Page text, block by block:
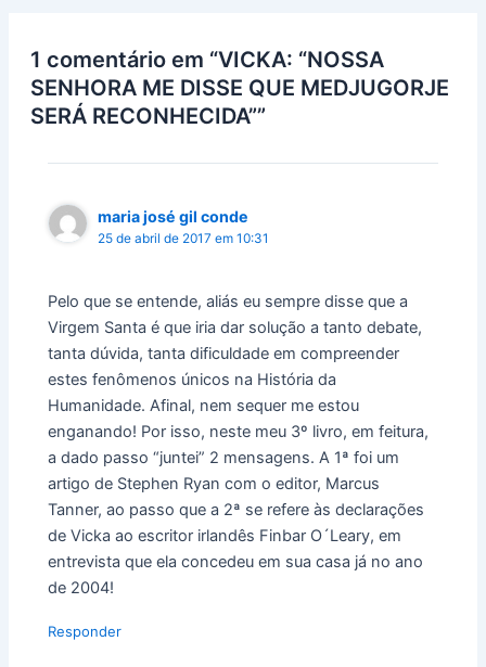
1 comentário em “VICKA: “NOSSA
SENHORA ME DISSE QUE MEDJUGORJE
SERÁ RECONHECIDA””
maria josé gil conde
25 de abril de 2017 em 10:31
Pelo que se entende, aliás eu sempre disse que a
Virgem Santa é que iria dar solução a tanto debate,
tanta dúvida, tanta dificuldade em compreender
estes fenômenos únicos na História da
Humanidade. Afinal, nem sequer me estou
enganando! Por isso, neste meu 3º livro, em feitura,
a dado passo “juntei” 2 mensagens. A 1ª foi um
artigo de Stephen Ryan com o editor, Marcus
Tanner, ao passo que a 2ª se refere às declarações
de Vicka ao escritor irlandês Finbar O´Leary, em
entrevista que ela concedeu em sua casa já no ano
de 2004!
Responder